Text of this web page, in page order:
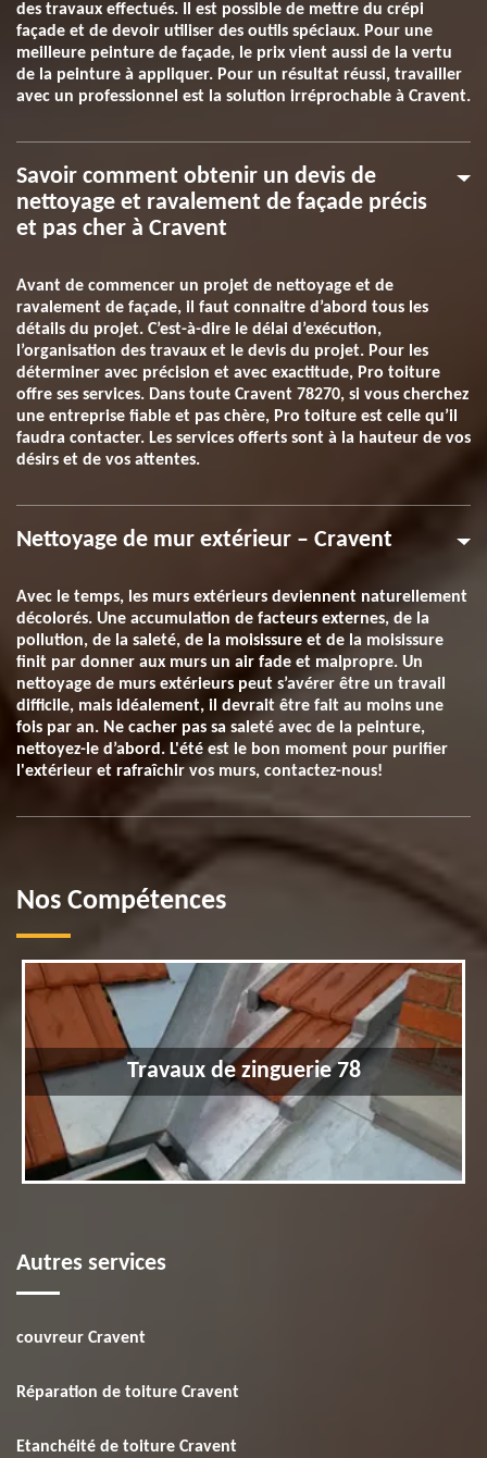
des travaux effectués. Il est possible de mettre du crépi
façade et de devoir utiliser des outils spéciaux. Pour une
meilleure peinture de façade, le prix vient aussi de la vertu
de la peinture à appliquer. Pour un résultat réussi, travailler
avec un professionnel est la solution irréprochable à Cravent.
Savoir comment obtenir un devis de
nettoyage et ravalement de façade précis
et pas cher à Cravent
Avant de commencer un projet de nettoyage et de
ravalement de façade, il faut connaitre d’abord tous les
détails du projet. C’est-à-dire le délai d’exécution,
l’organisation des travaux et le devis du projet. Pour les
déterminer avec précision et avec exactitude, Pro toiture
offre ses services. Dans toute Cravent 78270, si vous cherchez
une entreprise fiable et pas chère, Pro toiture est celle qu’il
faudra contacter. Les services offerts sont à la hauteur de vos
désirs et de vos attentes.
Nettoyage de mur extérieur – Cravent
Avec le temps, les murs extérieurs deviennent naturellement
décolorés. Une accumulation de facteurs externes, de la
pollution, de la saleté, de la moisissure et de la moisissure
finit par donner aux murs un air fade et malpropre. Un
nettoyage de murs extérieurs peut s’avérer être un travail
difficile, mais idéalement, il devrait être fait au moins une
fois par an. Ne cacher pas sa saleté avec de la peinture,
nettoyez-le d’abord. L'été est le bon moment pour purifier
l'extérieur et rafraîchir vos murs, contactez-nous!
Nos Compétences
Travaux de zinguerie 78
Autres services
couvreur Cravent
Réparation de toiture Cravent
Etanchéité de toiture Cravent